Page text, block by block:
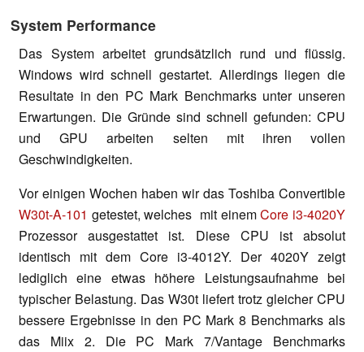
System Performance
Das System arbeitet grundsätzlich rund und flüssig.
Windows wird schnell gestartet. Allerdings liegen die
Resultate in den PC Mark Benchmarks unter unseren
Erwartungen. Die Gründe sind schnell gefunden: CPU
und GPU arbeiten selten mit ihren vollen
Geschwindigkeiten.
Vor einigen Wochen haben wir das Toshiba Convertible
W30t-A-101 getestet, welches mit einemCore i3-4020Y
Prozessor ausgestattet ist. Diese CPU ist absolut
identisch mit dem Core i3-4012Y. Der 4020Y zeigt
lediglich eine etwas höhere Leistungsaufnahme bei
typischer Belastung. Das W30t liefert trotz gleicher CPU
bessere Ergebnisse in den PC Mark 8 Benchmarks als
das Miix 2. Die PC Mark 7/Vantage Benchmarks